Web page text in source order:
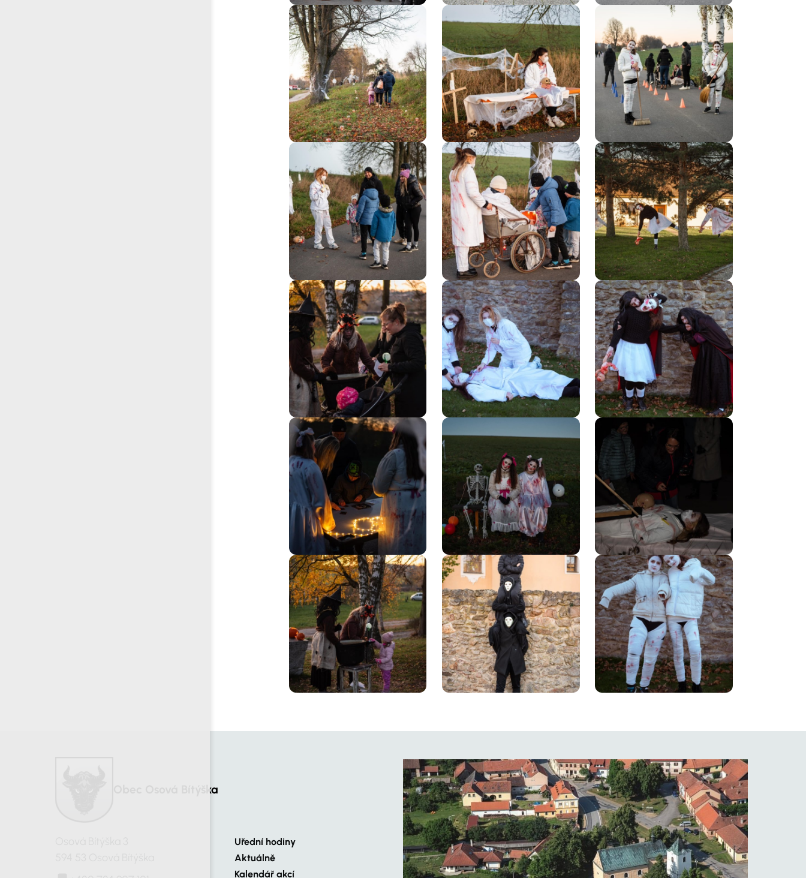
Obec Osová Bítýška
Uřední hodiny
Aktuálně
Kalendář akcí